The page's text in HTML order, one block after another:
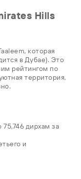
Hills
которая
в Дубае). Это
рейтингом по
территория,
75,746 дирхам за
и